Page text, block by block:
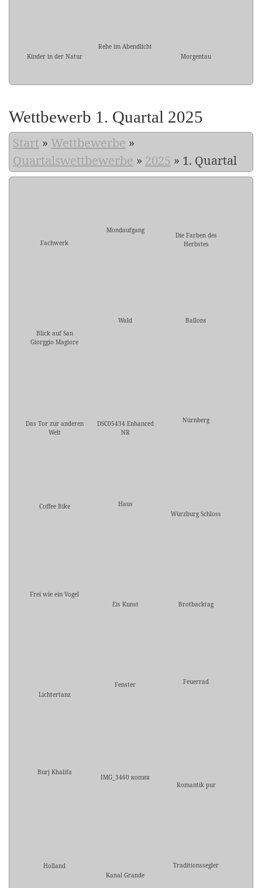
Kinder in der Natur
Rehe im Abendlicht
Morgentau
Wettbewerb 1. Quartal 2025
Start » Wettbewerbe »
Quartalswettbewerbe » 2025 » 1. Quartal
Fachwerk
Mondaufgang
Die Farben des
Herbstes
Blick auf San
Giorggio Magiore
Wald Ballons
Das Tor zur anderen
Welt
DSC05434 Enhanced
NR
Nürnberg
Coffee Bike
Haus
Würzburg Schloss
Frei wie ein Vogel
Eis Kunst
Brotbacktag
Lichtertanz
Fenster Feuerrad
Burj Khalifa
IMG_3460 копия
Romantik pur
Holland
Kanal Grande
Traditionssegler